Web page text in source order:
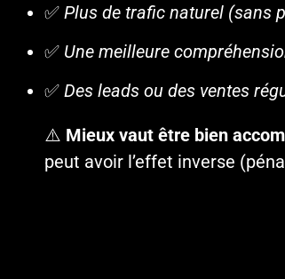
✅ Plus de trafic naturel (sans
✅ Une meilleure
✅ Des leads ou des ventes
⚠️ Mieux vaut être bien
peut avoir l’effet inverse